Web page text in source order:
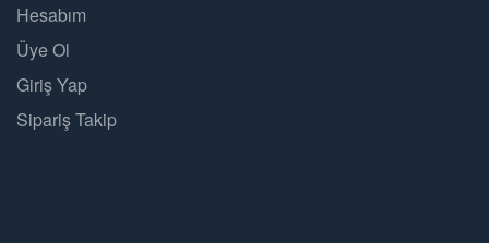
Hesabım
Üye Ol
Giriş Yap
Sipariş Takip